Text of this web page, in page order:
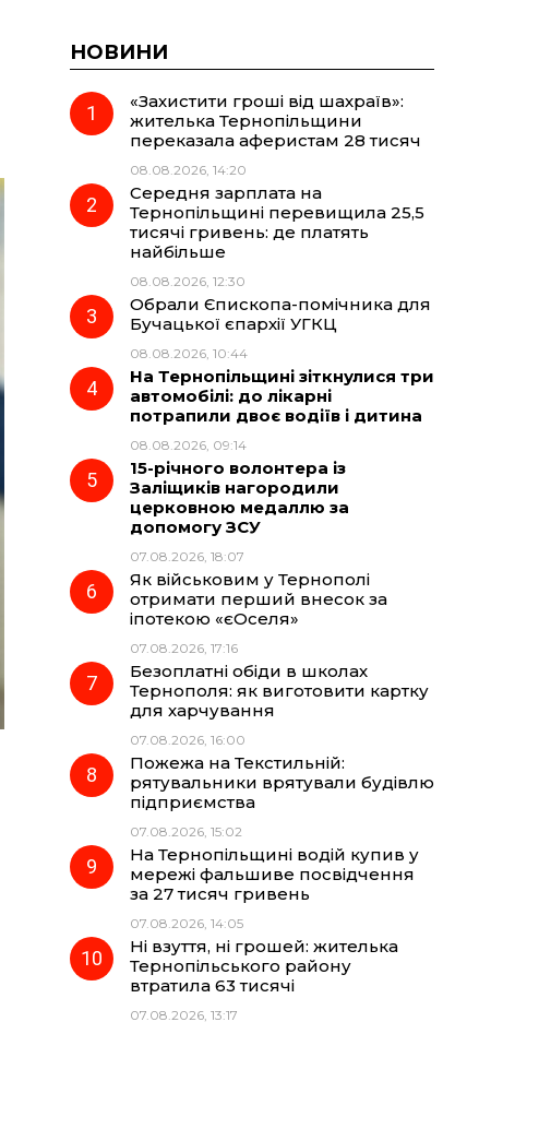
НОВИНИ
«Захистити гроші від шахраїв»:
жителька Тернопільщини
переказала аферистам 28 тисяч
08.08.2026, 14:20
Середня зарплата на
Тернопільщині перевищила 25,5
тисячі гривень: де платять
найбільше
08.08.2026, 12:30
Обрали Єпископа-помічника для
Бучацької єпархії УГКЦ
08.08.2026, 10:44
На Тернопільщині зіткнулися три
автомобілі: до лікарні
потрапили двоє водіїв і дитина
08.08.2026, 09:14
15-річного волонтера із
Заліщиків нагородили
церковною медаллю за
допомогу ЗСУ
07.08.2026, 18:07
Як військовим у Тернополі
отримати перший внесок за
іпотекою «єОселя»
07.08.2026, 17:16
Безоплатні обіди в школах
Тернополя: як виготовити картку
для харчування
07.08.2026, 16:00
Пожежа на Текстильній:
рятувальники врятували будівлю
підприємства
07.08.2026, 15:02
На Тернопільщині водій купив у
мережі фальшиве посвідчення
за 27 тисяч гривень
07.08.2026, 14:05
Ні взуття, ні грошей: жителька
Тернопільського району
втратила 63 тисячі
07.08.2026, 13:17